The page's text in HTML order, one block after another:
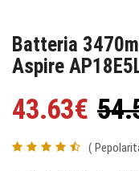
Batteria
Aspire
43.63€
(